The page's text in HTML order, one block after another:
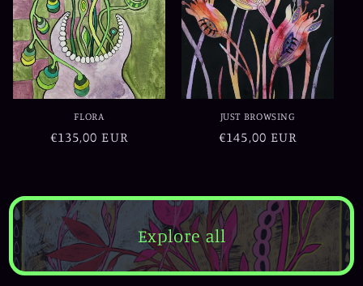
FLORA
Precio
€135,00 EUR
JUST BROWSING
Precio
€145,00 EUR
Explore all